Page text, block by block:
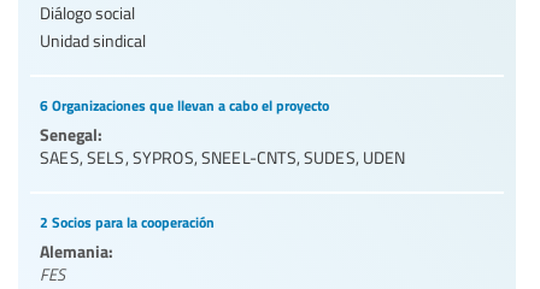
Diálogo social
Unidad sindical
6 Organizaciones que llevan a cabo el proyecto
Senegal:
SAES, SELS, SYPROS, SNEEL-CNTS, SUDES, UDEN
2 Socios para la cooperación
Alemania:
FES